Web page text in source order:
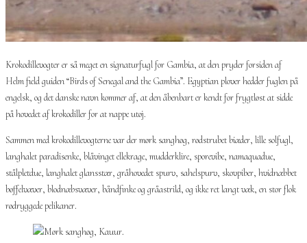
Krokodillevogter er så meget en signaturfugl for Gambia, at den pryder forsiden af
Helm field guiden “Birds of Senegal and the Gambia”. Egyptian plover hedder fuglen på
engelsk, og det danske navn kommer af, at den åbenbart er kendt for frygtløst at sidde
på hovedet af krokodiller for at nappe utøj.
Sammen med krokodillevogterne var der mørk sanghøg, rødstrubet biæder, lille solfugl,
langhalet paradisenke, blåvinget ellekrage, mudderklire, sporevibe, namaquadue,
stålpletdue, langhalet glansstær, gråhovedet spurv, sahelspurv, skovpiber, hvidnæbbet
bøffelvæver, blodnæbsvæver, båndfinke og gråastrild, og ikke ret langt væk, en stor flok
rødryggede pelikaner.